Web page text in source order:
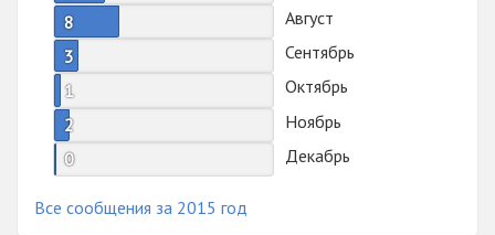
8
Август
3
Сентябрь
1
Октябрь
2
Ноябрь
0
Декабрь
Все сообщения за 2015 год